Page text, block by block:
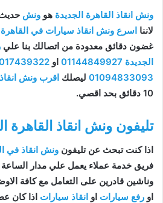
ونش انقاذ القاهرة الجديدة هو ونش
لاننا اسرع ونش انقاذ سيارات في القاهرة
غضون دقائق معدودة من اتصالك بنا علي
الجديدة 01144849927 او
01094833093 ليصلك اقرب ونش
10 دقائق بحد اقصي.
تليفون ونش انقاذ القاهرة
اذا كنت تبحث عن تليفون ونش انقاذ في
فريق خدمة عملاء يعمل علي مدار
وناشين قادرين على التعامل مع كافة
او رفع سيارات او انقاذ سيارات اذا كان